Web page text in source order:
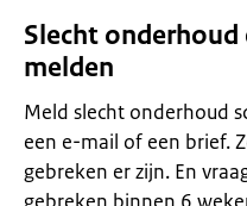
Slecht
melden
Meld slecht onderhoud
een e-mail of een brief.
gebreken er zijn. En